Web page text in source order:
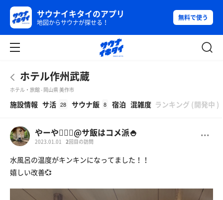
サウナイキタイのアプリ
地図からサウナが探せる！
無料で使う
ホテル作州武蔵
ホテル・旅館 - 岡山県 美作市
施設情報 サ活 28 サウナ飯 8 宿泊 混雑度 ランキング (開発中 )
やーや🧖🏽‍♀️@サ飯はコメ派🍚
2023.01.01 2回目の訪問
水風呂の温度がキンキンになってました！！
嬉しい改善💞